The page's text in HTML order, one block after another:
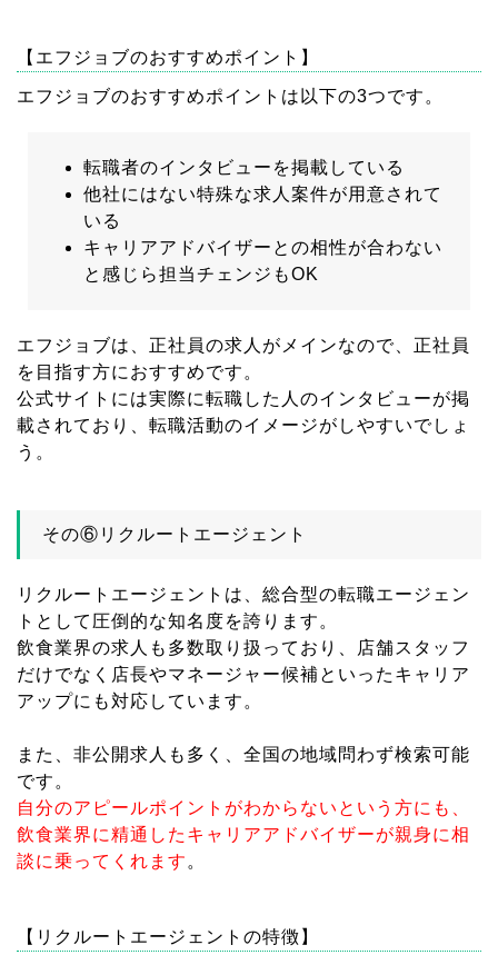
【エフジョブのおすすめポイント】
エフジョブのおすすめポイントは以下の3つです。
転職者のインタビューを掲載している
他社にはない特殊な求人案件が用意されて
いる
キャリアアドバイザーとの相性が合わない
と感じら担当チェンジもOK
エフジョブは、正社員の求人がメインなので、正社員
を目指す方におすすめです。
公式サイトには実際に転職した人のインタビューが掲
載されており、転職活動のイメージがしやすいでしょ
う。
その⑥リクルートエージェント
リクルートエージェントは、総合型の転職エージェン
トとして圧倒的な知名度を誇ります。
飲食業界の求人も多数取り扱っており、店舗スタッフ
だけでなく店長やマネージャー候補といったキャリア
アップにも対応しています。
また、非公開求人も多く、全国の地域問わず検索可能
です。
自分のアピールポイントがわからないという方にも、
飲食業界に精通したキャリアアドバイザーが親身に相
談に乗ってくれます 。
【リクルートエージェントの特徴】